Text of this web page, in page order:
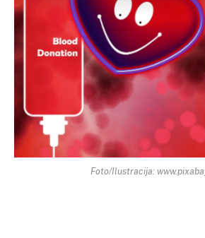
Foto/Ilustracija: